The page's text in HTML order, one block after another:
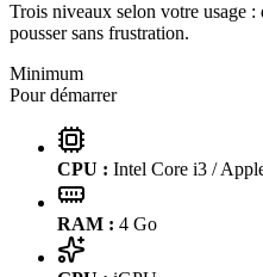
Trois niveaux selon votre usage
pousser sans frustration.
Minimum
Pour démarrer
CPU : Intel Core i3 /
RAM : 4 Go